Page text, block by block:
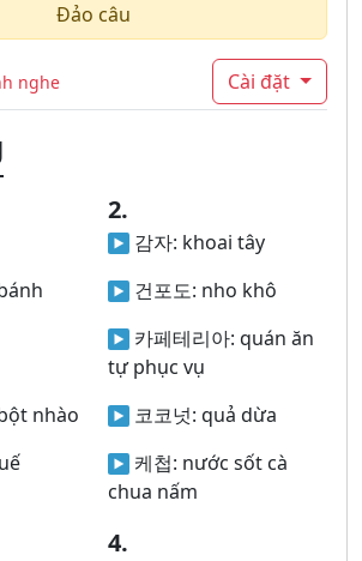
Đảo câu
nghe Cài đặt
nhào
2.
감자: khoai tây
건포도: nho khô
카페테리아: quán ăn
tự phục vụ
코코넛: quả dừa
케첩: nước sốt cà
chua nấm
4.